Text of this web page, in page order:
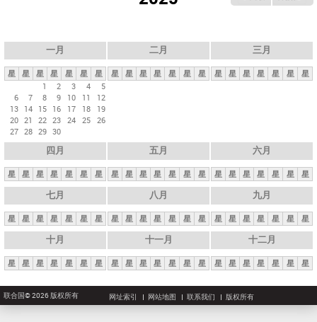
一月
星 星 星 星 星 星
星
1
2 3 4
5
6
7 8 9 10 11
12
13 14 15 16 17 18
19
20 21 22 23 24 25 26
27 28 29 30
二月
星 星 星 星 星 星 星
三月
星 星 星 星 星 星 星
四月
星 星 星 星 星 星 星
五月
星 星 星 星 星 星 星
六月
星 星 星 星 星 星 星
七月
星 星 星 星 星 星 星
八月
星 星 星 星 星 星 星
九月
星 星 星 星 星 星 星
十月
星 星 星 星 星 星 星
十一月
星 星 星 星 星 星 星
十二月
星 星 星 星 星 星 星
联合国© 2026 版权所有 网址索引 网站地图 联系我们 版权所有